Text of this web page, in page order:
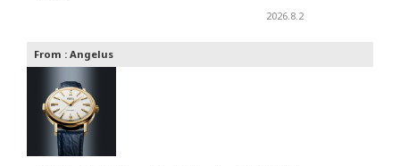
2026.8.2
From : Angelus